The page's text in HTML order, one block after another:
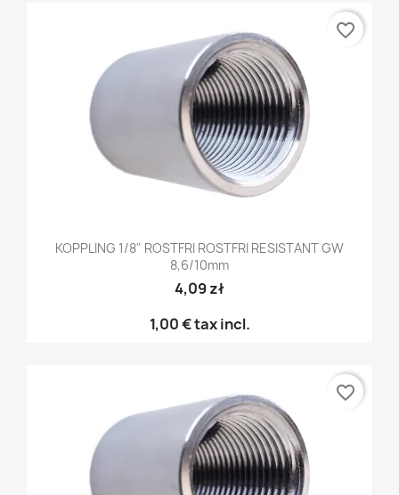
KOPPLING 1/8" ROSTFRI ROSTFRI RESISTANT GW
8,6/10mm
4,09 zł
1,00 €tax incl.
favorite_border
favorite_border